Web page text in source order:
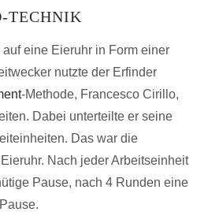
TECHNIK
eine Eieruhr in Form einer
nutzte der Erfinder
-Methode, Francesco Cirillo,
Dabei unterteilte er seine
Das war die
Nach jeder Arbeitseinheit
Pause, nach 4 Runden eine